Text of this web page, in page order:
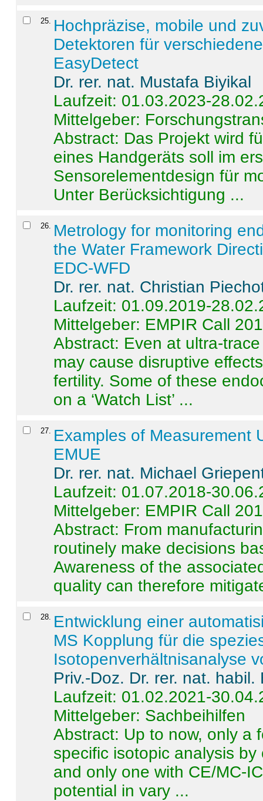
25. Hochpräzise, mobile und
Detektoren für
EasyDetect
Dr. rer. nat. Mustafa Biyikal
Laufzeit: 01.03.2023-
Mittelgeber:
Abstract: Das Projekt wird
eines Handgeräts soll im
Sensorelementdesign für
Unter Berücksichtigung ...
26. Metrology for monitoring
the Water Framework
EDC-WFD
Dr. rer. nat. Christian
Laufzeit: 01.09.2019-
Mittelgeber: EMPIR Call
Abstract: Even at ultra-
may cause disruptive
fertility. Some of these
on a ‘Watch List’ ...
27. Examples of Measurement
EMUE
Dr. rer. nat. Michael
Laufzeit: 01.07.2018-
Mittelgeber: EMPIR Call
Abstract: From
routinely make decisions
Awareness of the
quality can therefore
28. Entwicklung einer
MS Kopplung für die
Isotopenverhältnisanalyse
Priv.-Doz. Dr. rer. nat.
Laufzeit: 01.02.2021-
Mittelgeber: Sachbeihilfen
Abstract: Up to now, only a
specific isotopic analysis
and only one with CE/MC-
potential in vary ...